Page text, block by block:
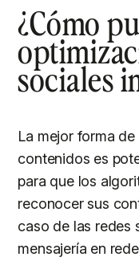
¿Cómo
sociales
La mejor forma
contenidos es
para que los
reconocer sus
caso de las redes
mensajería en